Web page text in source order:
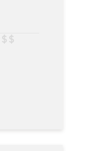
$ $